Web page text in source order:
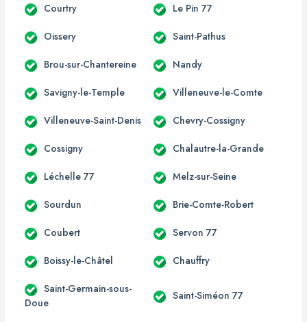
Courtry Le Pin 77
Oissery Saint-Pathus
Brou-sur-Chantereine Nandy
Savigny-le-Temple Villeneuve-le-Comte
Villeneuve-Saint-Denis Chevry-Cossigny
Cossigny Chalautre-la-Grande
Léchelle 77 Melz-sur-Seine
Sourdun Brie-Comte-Robert
Coubert Servon 77
Boissy-le-Châtel Chauffry
Saint-Germain-sous-
Doue
Saint-Siméon 77